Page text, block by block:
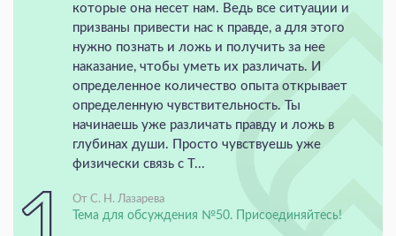
которые она несет нам. Ведь все ситуации и
призваны привести нас к правде, а для этого
нужно познать и ложь и получить за нее
наказание, чтобы уметь их различать. И
определенное количество опыта открывает
определенную чувствительность. Ты
начинаешь уже различать правду и ложь в
глубинах души. Просто чувствуешь уже
физически связь с Т...
От С. Н. Лазарева
Тема для обсуждения №50. Присоединяйтесь!